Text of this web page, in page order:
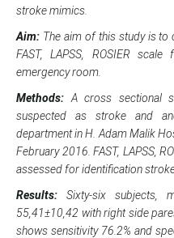
stroke mimics.
Aim: The aim of this study is
FAST, LAPSS, ROSIER
emergency room.
Methods: A cross sectional
suspected as stroke and
department in H. Adam Malik
February 2016. FAST, LAPSS,
assessed for identification
Results: Sixty-six subjects,
55,41±10,42 with right side
shows sensitivity 76.2% and